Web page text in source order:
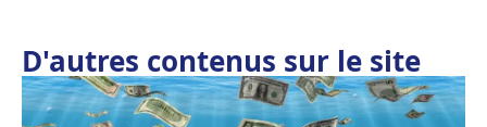
D'autres contenus sur le site